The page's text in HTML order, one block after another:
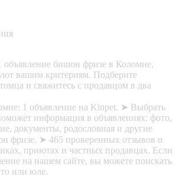
бишон фризе в Коломне,
вашим критериям. Подберите
и свяжитесь с продавцом в два
1 объявление на Kinpet. ➤ Выбрать
информация в объявлениях: фото,
документы, родословная и другие
фризе. ➤ 465 проверенных отзывов о
приютах и частных продавцах. Если
на нашем сайте, вы можете поискать
или юле.